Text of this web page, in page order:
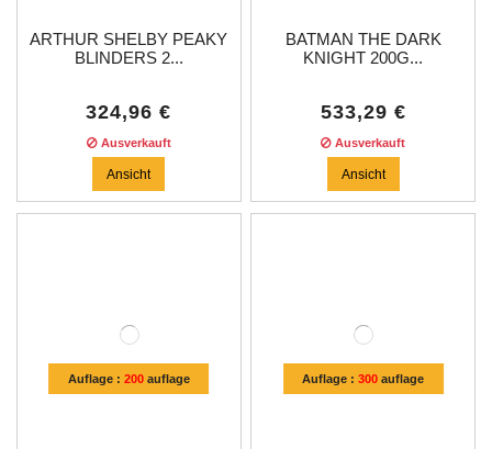
ARTHUR SHELBY PEAKY
BLINDERS 2...
324,96 €
Ausverkauft
Ansicht
BATMAN THE DARK
KNIGHT 200G...
533,29 €
Ausverkauft
Ansicht
Auflage : 200auflage Auflage :300 auflage